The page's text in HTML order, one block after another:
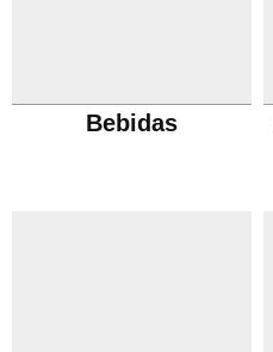
Bebidas